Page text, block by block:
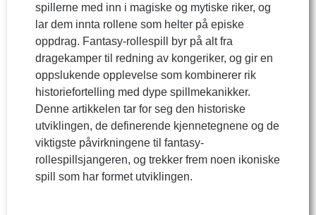
spillerne med inn i magiske og mytiske riker, og
lar dem innta rollene som helter på episke
oppdrag. Fantasy-rollespill byr på alt fra
dragekamper til redning av kongeriker, og gir en
oppslukende opplevelse som kombinerer rik
historiefortelling med dype spillmekanikker.
Denne artikkelen tar for seg den historiske
utviklingen, de definerende kjennetegnene og de
viktigste påvirkningene til fantasy-
rollespillsjangeren, og trekker frem noen ikoniske
spill som har formet utviklingen.